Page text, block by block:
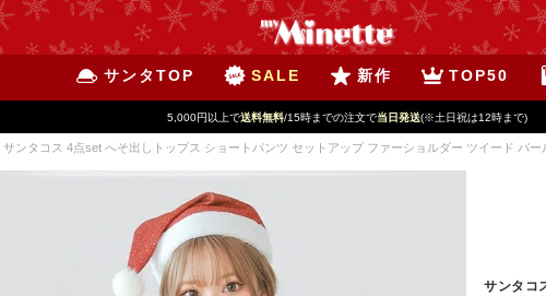
サンタTOP SALE 新作 TOP50
5,000円以上で送料無料/15時までの注文で当日発送(※土日祝は12時まで)
サンタコス 4点set へそ出しトップス ショートパンツ セットアップ ファーショルダー ツイード パ
サンタコ